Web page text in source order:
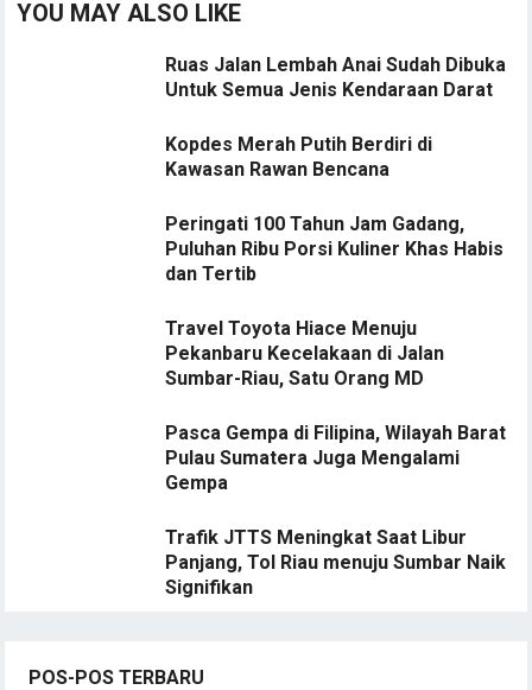
YOU MAY ALSO LIKE
Ruas Jalan Lembah Anai Sudah Dibuka
Untuk Semua Jenis Kendaraan Darat
Kopdes Merah Putih Berdiri di
Kawasan Rawan Bencana
Peringati 100 Tahun Jam Gadang,
Puluhan Ribu Porsi Kuliner Khas Habis
dan Tertib
Travel Toyota Hiace Menuju
Pekanbaru Kecelakaan di Jalan
Sumbar-Riau, Satu Orang MD
Pasca Gempa di Filipina, Wilayah Barat
Pulau Sumatera Juga Mengalami
Gempa
Trafik JTTS Meningkat Saat Libur
Panjang, Tol Riau menuju Sumbar Naik
Signifikan
POS-POS TERBARU